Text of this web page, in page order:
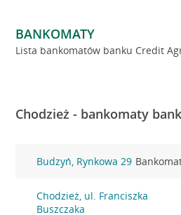
BANKOMATY
Lista bankomatów banku Credit
Chodzież - bankomaty
Budzyń, Rynkowa 29
Chodzież, ul. Franciszka
Buszczaka